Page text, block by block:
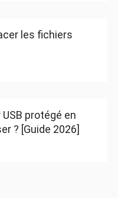
les fichiers
protégé en
? [Guide 2026]